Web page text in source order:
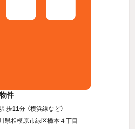
件
歩11分 （横浜線など）
県相模原市緑区橋本４丁目